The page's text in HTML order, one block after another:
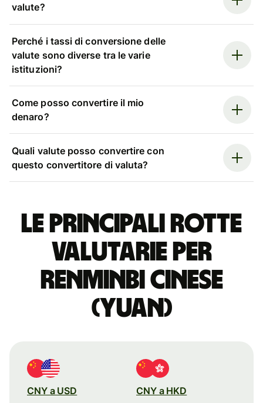
valute?
Perché i tassi di conversione delle
valute sono diverse tra le varie
istituzioni?
Come posso convertire il mio
denaro?
Quali valute posso convertire con
questo convertitore di valuta?
Le principali rotte
valutarie per
renminbi cinese
(yuan)
CNY a USD CNY a HKD